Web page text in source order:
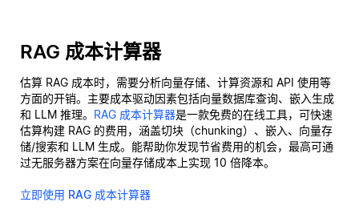
RAG 成本计算器
估算 RAG 成本时，需要分析向量存储、计算资源和 API 使用等
方面的开销。主要成本驱动因素包括向量数据库查询、嵌入生成
和 LLM 推理。 RAG 成本计算器是一款免费的在线工具，可快速
估算构建 RAG 的费用，涵盖切块（chunking）、嵌入、向量存
储/搜索和 LLM 生成。能帮助你发现节省费用的机会，最高可通
过无服务器方案在向量存储成本上实现 10 倍降本。
立即使用 RAG 成本计算器